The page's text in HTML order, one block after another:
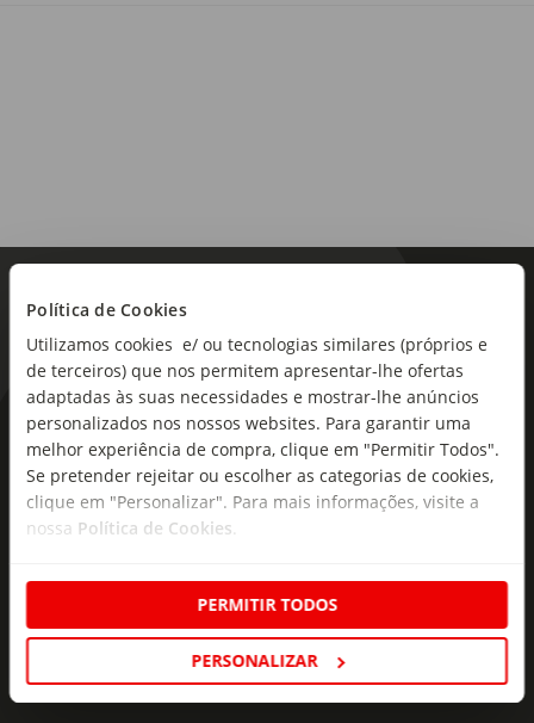
Política de Cookies
Utilizamos cookies e/ ou tecnologias similares (próprios e
de terceiros) que nos permitem apresentar-lhe ofertas
adaptadas às suas necessidades e mostrar-lhe anúncios
personalizados nos nossos websites. Para garantir uma
melhor experiência de compra, clique em "Permitir Todos".
Se pretender rejeitar ou escolher as categorias de cookies,
clique em "Personalizar". Para mais informações, visite a
nossa Política de Cookies.
PERMITIR TODOS
PERSONALIZAR
As novidades mais frescas no
seu e-mail!
Subscreva e descubra campanhas exclusivas,